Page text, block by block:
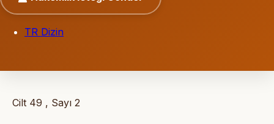
TR Dizin
Cilt 49 , Sayı 2